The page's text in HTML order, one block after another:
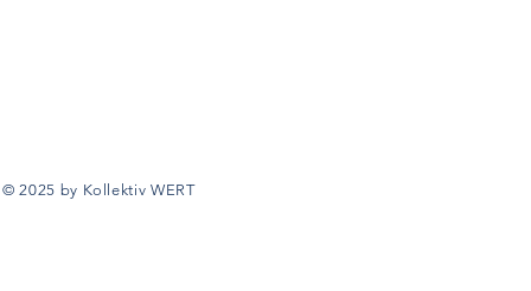
© 2025 by Kollektiv WERT